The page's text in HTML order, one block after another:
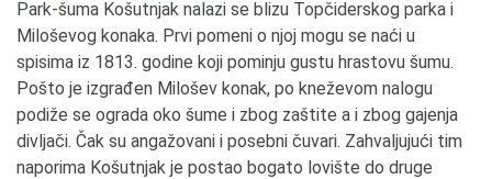
Park-šuma Košutnjak nalazi se blizu Topčiderskog parka i
Miloševog konaka. Prvi pomeni o njoj mogu se naći u
spisima iz 1813. godine koji pominju gustu hrastovu šumu.
Pošto je izgrađen Milošev konak, po kneževom nalogu
podiže se ograda oko šume i zbog zaštite a i zbog gajenja
divljači. Čak su angažovani i posebni čuvari. Zahvaljujući tim
naporima Košutnjak je postao bogato lovište do druge